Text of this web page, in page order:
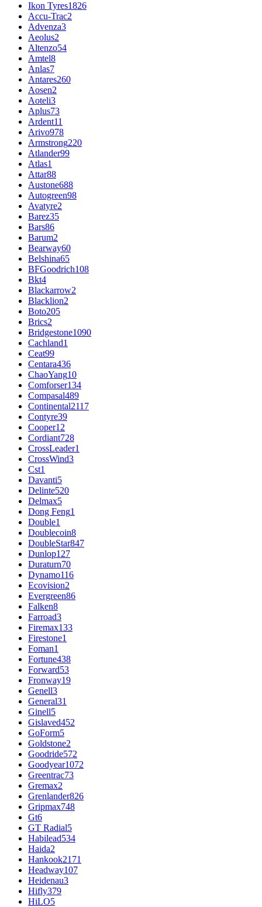
Ikon Tyres1826
Accu-Trac2
Advenza3
Aeolus2
Altenzo54
Amtel8
Anlas7
Antares260
Aosen2
Aoteli3
Aplus73
Ardent11
Arivo978
Armstrong220
Atlander99
Atlas1
Attar88
Austone688
Autogreen98
Avatyre2
Barez35
Bars86
Barum2
Bearway60
Belshina65
BFGoodrich108
Bkt4
Blackarrow2
Blacklion2
Boto205
Brics2
Bridgestone1090
Cachland1
Ceat99
Centara436
ChaoYang10
Comforser134
Compasal489
Continental2117
Contyre39
Cooper12
Cordiant728
CrossLeader1
CrossWind3
Cst1
Davanti5
Delinte520
Delmax5
Dong Feng1
Double1
Doublecoin8
DoubleStar847
Dunlop127
Duraturn70
Dynamo116
Ecovision2
Evergreen86
Falken8
Farroad3
Firemax133
Firestone1
Foman1
Fortune438
Forward53
Fronway19
Genell3
General31
Ginell5
Gislaved452
GoForm5
Goldstone2
Goodride572
Goodyear1072
Greentrac73
Gremax2
Grenlander826
Gripmax748
Gt6
GT Radial5
Habilead534
Haida2
Hankook2171
Headway107
Heidenau3
Hifly379
HiLO5